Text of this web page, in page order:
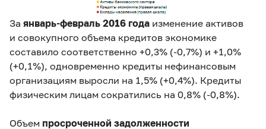
За январь-февраль 2016 года изменение активов
и совокупного объема кредитов экономике
составило соответственно +0,3% (-0,7%) и +1,0%
(+0,1%), одновременно кредиты нефинансовым
организациям выросли на 1,5% (+0,4%). Кредиты
физическим лицам сократились на 0,8% (‑0,8%).
Объем просроченной задолженности